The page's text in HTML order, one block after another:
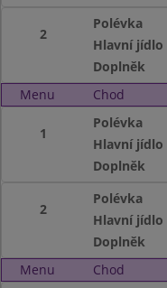
2
Polévka
Hlavní jídlo
Doplněk
Menu
Chod
1
Polévka
Hlavní jídlo
Doplněk
2
Polévka
Hlavní jídlo
Doplněk
Menu
Chod